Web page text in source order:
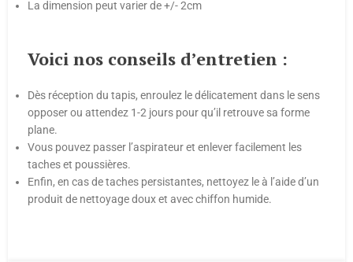
La dimension peut varier de +/- 2cm
Voici nos conseils d’entretien :
Dès réception du tapis, enroulez le délicatement dans le sens
opposer ou attendez 1-2 jours pour qu’il retrouve sa forme
plane.
Vous pouvez passer l’aspirateur et enlever facilement les
taches et poussières.
Enfin, en cas de taches persistantes, nettoyez le à l’aide d’un
produit de nettoyage doux et avec chiffon humide.